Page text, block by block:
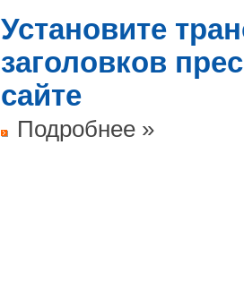
Установите
заголовков
сайте
Подробнее »